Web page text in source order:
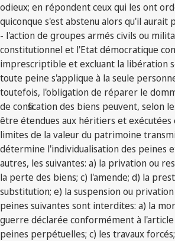
odieux; en répondent ceux qui les ont
quiconque s'est abstenu alors qu'il aurait
- l'action de groupes armés civils ou
constitutionnel et l'Etat démocratique
imprescriptible et excluant la libération
toute peine s'applique à la seule
toutefois, l'obligation de réparer le
de confiscation des biens peuvent, selon
être étendues aux héritiers et exécutées
limites de la valeur du patrimoine
détermine l'individualisation des peines
autres, les suivantes: a) la privation ou
la perte des biens; c) l'amende; d) la
substitution; e) la suspension ou
peines suivantes sont interdites: a) la
guerre déclarée conformément à l'article
peines perpétuelles; c) les travaux